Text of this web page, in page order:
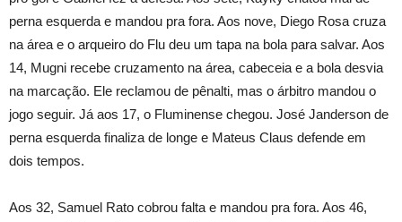
perna esquerda e mandou pra fora. Aos nove, Diego Rosa cruza
na área e o arqueiro do Flu deu um tapa na bola para salvar. Aos
14, Mugni recebe cruzamento na área, cabeceia e a bola desvia
na marcação. Ele reclamou de pênalti, mas o árbitro mandou o
jogo seguir. Já aos 17, o Fluminense chegou. José Janderson de
perna esquerda finaliza de longe e Mateus Claus defende em
dois tempos.
Aos 32, Samuel Rato cobrou falta e mandou pra fora. Aos 46,